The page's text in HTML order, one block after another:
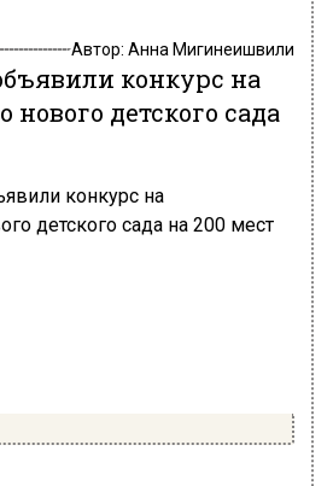
Автор: Анна Мигинеишвили
конкурс на
нового детского сада